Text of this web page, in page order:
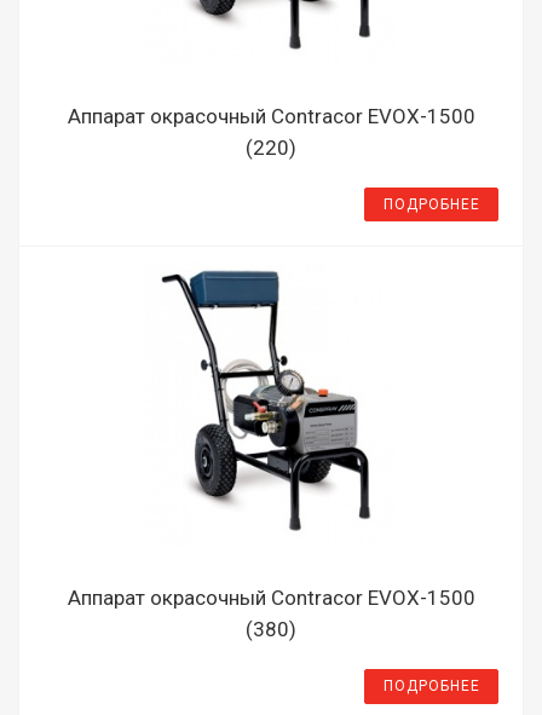
Аппарат окрасочный Contracor EVOX-1500
(220)
ПОДРОБНЕЕ
Аппарат окрасочный Contracor EVOX-1500
(380)
ПОДРОБНЕЕ